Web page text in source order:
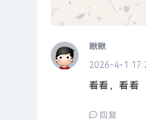
瞅瞅
2026-4-1
看看，看看
回复